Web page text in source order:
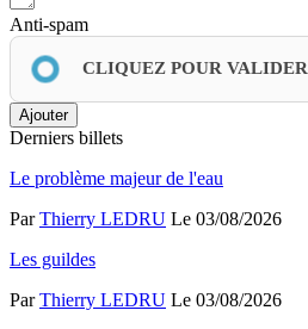
Anti-spam
CLIQUEZ POUR VALIDER
Ajouter
Derniers billets
Le problème majeur de l'eau
ParThierry LEDRU Le 03/08/2026
Les guildes
ParThierry LEDRU Le 03/08/2026